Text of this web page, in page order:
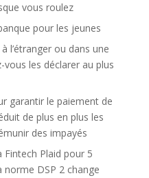
vous roulez
pour les jeunes
l’étranger ou dans une
les déclarer au plus
garantir le paiement de
de plus en plus les
des impayés
Fintech Plaid pour 5
norme DSP 2 change